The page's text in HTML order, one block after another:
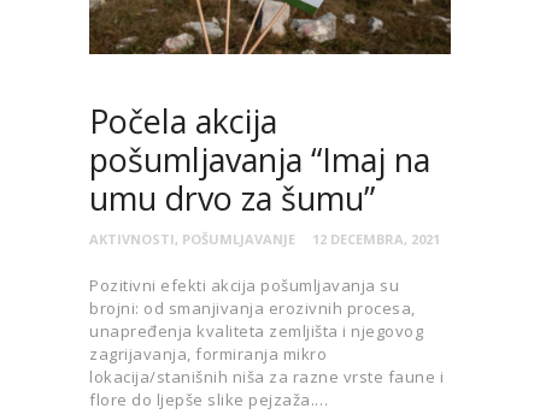
Počela akcija
pošumljavanja “Imaj na
umu drvo za šumu”
AKTIVNOSTI, POŠUMLJAVANJE 12 DECEMBRA, 2021
Pozitivni efekti akcija pošumljavanja su
brojni: od smanjivanja erozivnih procesa,
unapređenja kvaliteta zemljišta i njegovog
zagrijavanja, formiranja mikro
lokacija/stanišnih niša za razne vrste faune i
flore do ljepše slike pejzaža.…